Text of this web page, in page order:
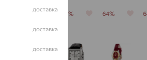
64% 64% 64%
доставка
доставка
доставка